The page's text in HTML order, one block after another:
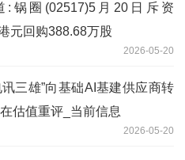
:锅圈(02517)5月20日斥资
元回购388.68万股
2026-05-20
讯三雄”向基础AI基建供应商转
估值重评_当前信息
2026-05-20